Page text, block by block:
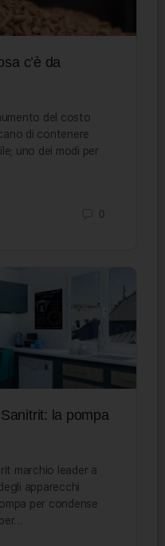
c’è da
del costo
di contenere
uno dei modi per
0
la pompa
marchio leader a
apparecchi
per condense